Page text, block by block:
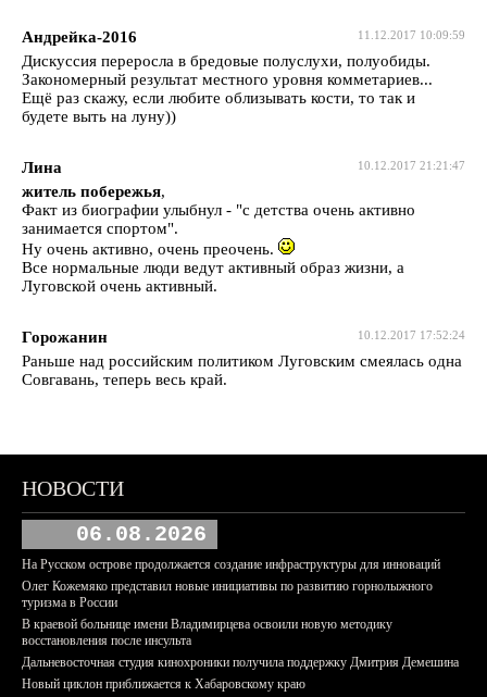
11.12.2017 10:09:59
Андрейка-2016
Дискуссия переросла в бредовые полуслухи, полуобиды.
Закономерный результат местного уровня комметариев...
Ещё раз скажу, если любите облизывать кости, то так и
будете выть на луну))
10.12.2017 21:21:47
Лина
житель побережья,
Факт из биографии улыбнул - "с детства очень активно
занимается спортом".
Ну очень активно, очень преочень.
Все нормальные люди ведут активный образ жизни, а
Луговской очень активный.
10.12.2017 17:52:24
Горожанин
Раньше над российским политиком Луговским смеялась одна
Совгавань, теперь весь край.
НОВОСТИ
06.08.2026
На Русском острове продолжается создание инфраструктуры для инноваций
Олег Кожемяко представил новые инициативы по развитию горнолыжного
туризма в России
В краевой больнице имени Владимирцева освоили новую методику
восстановления после инсульта
Дальневосточная студия кинохроники получила поддержку Дмитрия Демешина
Новый циклон приближается к Хабаровскому краю